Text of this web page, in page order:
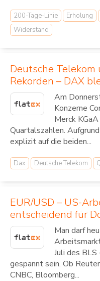
200-Tage-Linie Erholung
Widerstand
Deutsche
Rekorden – DAX
Am
Konzerne
Merck
Quartalszahlen.
explizit auf die beiden...
Dax Deutsche Telekom
EUR/USD – US-
entscheidend für
Man darf
Juli des
gespannt sein. Ob
CNBC, Bloomberg...